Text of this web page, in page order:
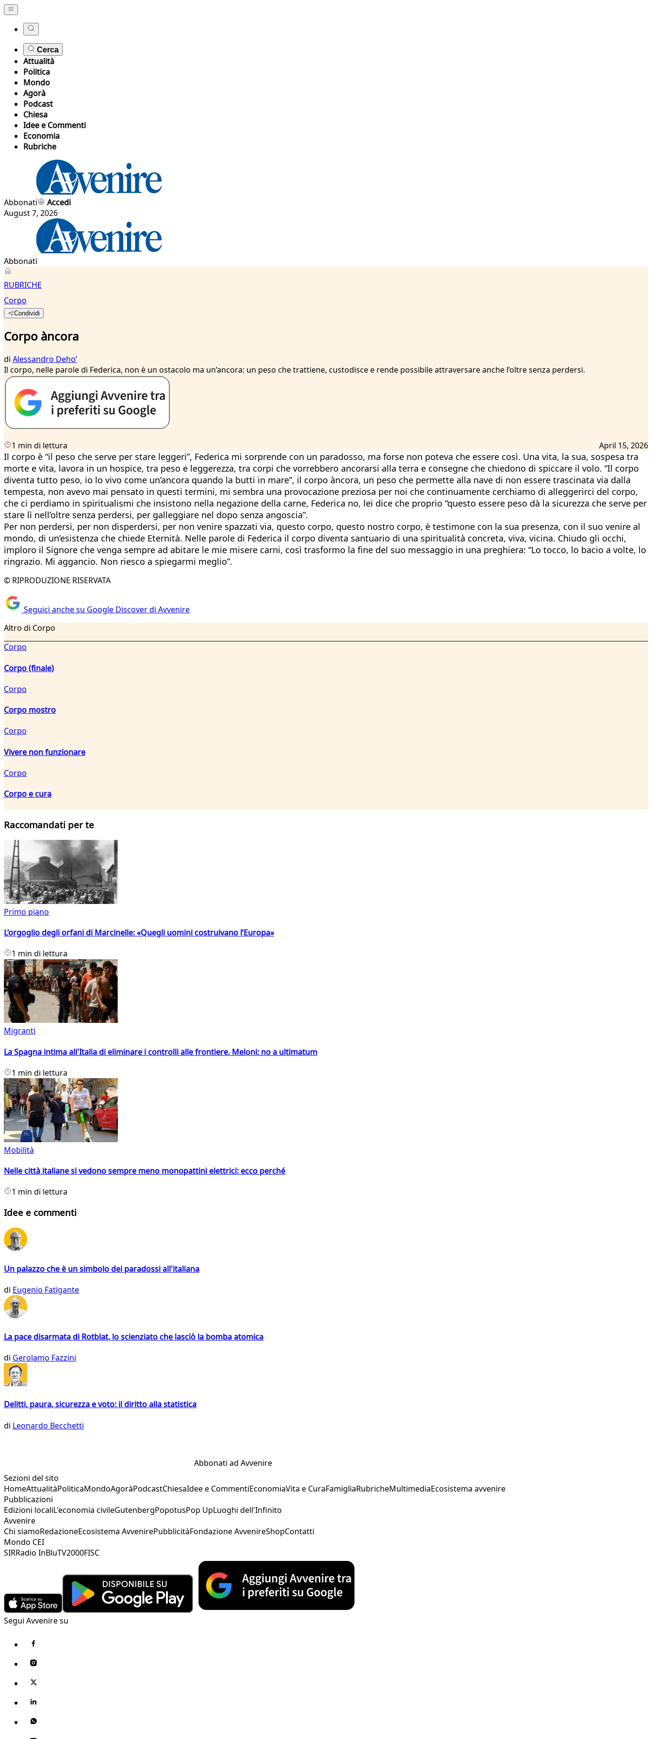
Cerca
Attualità
Politica
Mondo
Agorà
Podcast
Chiesa
Idee e Commenti
Economia
Rubriche
Abbonati
Accedi
August 7, 2026
Abbonati
RUBRICHE
Corpo
Condividi
Corpo àncora
di Alessandro Dehoʼ
Il corpo, nelle parole di Federica, non è un ostacolo ma un’ancora: un peso che trattiene, custodisce e rende possibile attraversare anche l’oltre senza perdersi.
1 min di lettura April 15, 2026
Il corpo è “il peso che serve per stare leggeri”, Federica mi sorprende con un paradosso, ma forse non poteva che essere così. Una vita, la sua, sospesa tra
morte e vita, lavora in un hospice, tra peso e leggerezza, tra corpi che vorrebbero ancorarsi alla terra e consegne che chiedono di spiccare il volo. “Il corpo
diventa tutto peso, io lo vivo come un’ancora quando la butti in mare”, il corpo àncora, un peso che permette alla nave di non essere trascinata via dalla
tempesta, non avevo mai pensato in questi termini, mi sembra una provocazione preziosa per noi che continuamente cerchiamo di alleggerirci del corpo,
che ci perdiamo in spiritualismi che insistono nella negazione della carne, Federica no, lei dice che proprio “questo essere peso dà la sicurezza che serve per
stare lì nell’oltre senza perdersi, per galleggiare nel dopo senza angoscia”.
Per non perdersi, per non disperdersi, per non venire spazzati via, questo corpo, questo nostro corpo, è testimone con la sua presenza, con il suo venire al
mondo, di un’esistenza che chiede Eternità. Nelle parole di Federica il corpo diventa santuario di una spiritualità concreta, viva, vicina. Chiudo gli occhi,
imploro il Signore che venga sempre ad abitare le mie misere carni, così trasformo la fine del suo messaggio in una preghiera: “Lo tocco, lo bacio a volte, lo
ringrazio. Mi aggancio. Non riesco a spiegarmi meglio”.
© RIPRODUZIONE RISERVATA
Seguici anche su Google Discover di Avvenire
Altro di Corpo
Corpo
Corpo (finale)
Corpo
Corpo mostro
Corpo
Vivere non funzionare
Corpo
Corpo e cura
Raccomandati per te
Primo piano
L’orgoglio degli orfani di Marcinelle: «Quegli uomini costruivano l’Europa»
1 min di lettura
Migranti
La Spagna intima all'Italia di eliminare i controlli alle frontiere. Meloni: no a ultimatum
1 min di lettura
Mobilità
Nelle città italiane si vedono sempre meno monopattini elettrici: ecco perché
1 min di lettura
Idee e commenti
Un palazzo che è un simbolo dei paradossi all'italiana
di Eugenio Fatigante
La pace disarmata di Rotblat, lo scienziato che lasciò la bomba atomica
di Gerolamo Fazzini
Delitti, paura, sicurezza e voto: il diritto alla statistica
di Leonardo Becchetti
Abbonati ad Avvenire
Sezioni del sito
HomeAttualitàPoliticaMondoAgoràPodcastChiesaIdee e CommentiEconomiaVita e CuraFamigliaRubricheMultimediaEcosistema avvenire
Pubblicazioni
Edizioni localiL'economia civileGutenbergPopotusPop UpLuoghi dell'Infinito
Avvenire
Chi siamoRedazioneEcosistema AvvenirePubblicitàFondazione AvvenireShopContatti
Mondo CEI
SIRRadio InBluTV2000FISC
Segui Avvenire su